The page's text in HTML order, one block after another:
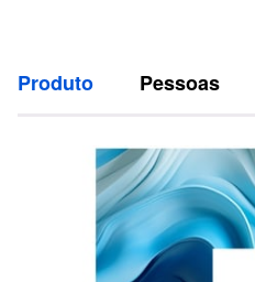
Produto Pessoas